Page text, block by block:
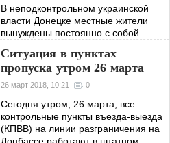
В неподконтрольном украинской
власти Донецке местные жители
вынуждены постоянно с собой
Ситуация в пунктах
пропуска утром 26 марта
26 март 2018, 10:21 0
Сегодня утром, 26 марта, все
контрольные пункты въезда-выезда
(КПВВ) на линии разграничения на